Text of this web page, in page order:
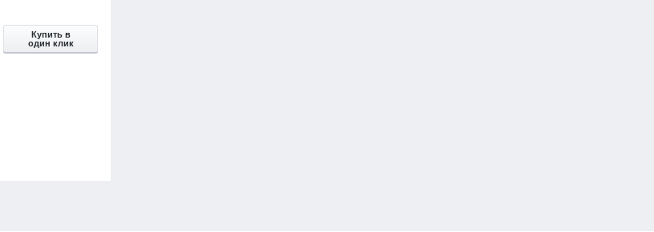
Купить в
один клик